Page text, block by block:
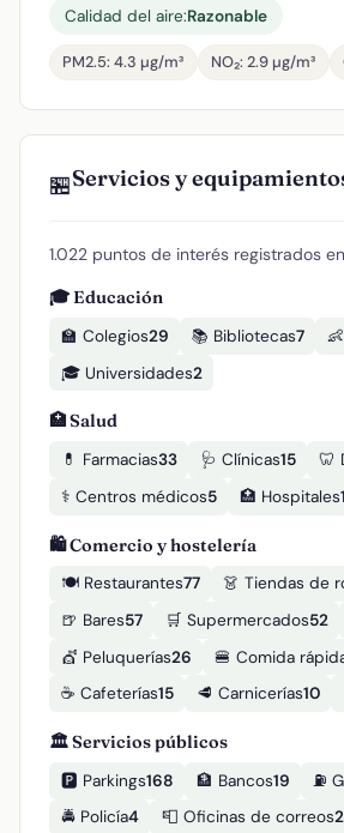
Calidad del aire:Razonable
PM2.5: 4.3 µg/m³ NO₂: 2.9 µg/m³
🏪Servicios y
1.022 puntos de interés registrados
🎓 Educación
🏫 Colegios29 📚 Bibliotecas7
🎓 Universidades2
🏥 Salud
💊 Farmacias33 🩺 Clínicas15 🦷
⚕️ Centros médicos5 🏥 Hospitales1
🛍️ Comercio y hostelería
🍽️ Restaurantes77 👗 Tiendas de
🍺 Bares57 🛒 Supermercados52
💇 Peluquerías26 🍔 Comida
☕ Cafeterías15 🥩 Carnicerías10
🏛️ Servicios públicos
🅿️ Parkings168 🏦 Bancos19 ⛽
🚔 Policía4 📮 Oficinas de correos2